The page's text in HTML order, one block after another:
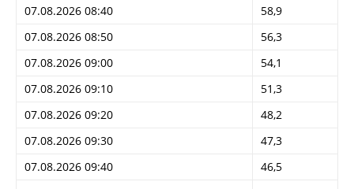
07.08.2026 08:40
58,9
07.08.2026 08:50
56,3
07.08.2026 09:00
54,1
07.08.2026 09:10
51,3
07.08.2026 09:20
48,2
07.08.2026 09:30
47,3
07.08.2026 09:40
46,5